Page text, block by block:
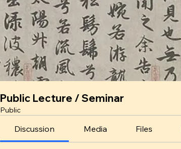
Public Lecture / Seminar
Public
Discussion Media Files